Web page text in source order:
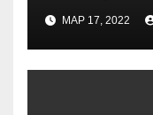
и МАР 17, 2022